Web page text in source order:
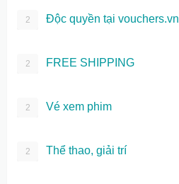
2 Độc quyền tại vouchers.vn
2 FREE SHIPPING
2 Vé xem phim
2 Thể thao, giải trí